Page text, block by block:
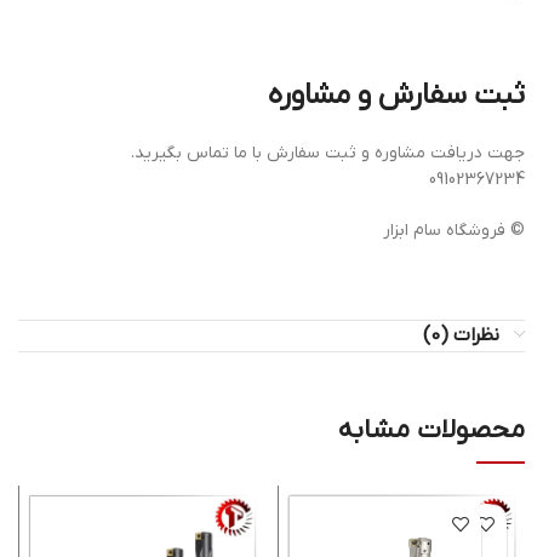
ثبت سفارش و مشاوره
جهت دریافت مشاوره و ثبت سفارش با ما تماس بگیرید.
09102367234
© فروشگاه سام ابزار
نظرات (0)
محصولات مشابه